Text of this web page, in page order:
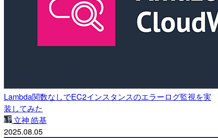
Lambda関数なしでEC2インスタンスのエラーログ監視を実
装してみた
立神 皓基
2025.08.05